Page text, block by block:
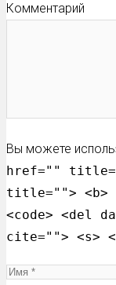
Комментарий
Вы можете
href=""
title=""> <b>
<code> <del
cite=""> <s>